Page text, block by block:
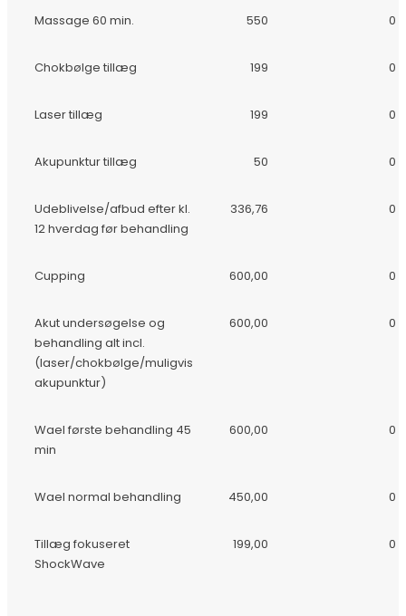
Massage 60 min. 550 0
Chokbølge tillæg 199 0
Laser tillæg 199 0
Akupunktur tillæg 50 0
Udeblivelse/afbud efter kl.
12 hverdag før behandling
336,76 0
Cupping 600,00 0
Akut undersøgelse og
behandling alt incl.
(laser/chokbølge/muligvis
akupunktur)
600,00 0
Wael første behandling 45
min
600,00 0
Wael normal behandling 450,00 0
Tillæg fokuseret
ShockWave
199,00 0